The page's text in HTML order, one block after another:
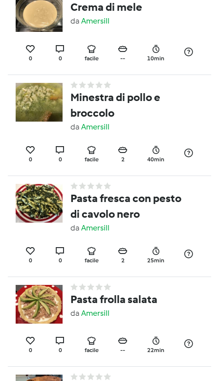
Crema di mele
da Amersill
0 0 facile -- 10min
Minestra di pollo e
broccolo
da Amersill
0 0 facile 2 40min
Pasta fresca con pesto
di cavolo nero
da Amersill
0 0 facile 2 25min
Pasta frolla salata
da Amersill
0 0 facile -- 22min